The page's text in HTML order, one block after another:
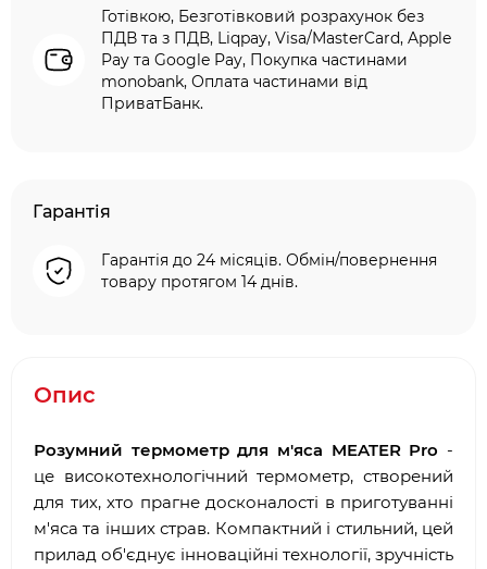
Готівкою, Безготівковий розрахунок без
ПДВ та з ПДВ, Liqpay, Visa/MasterCard, Apple
Pay та Google Pay, Покупка частинами
monobank, Оплата частинами від
ПриватБанк.
Гарантія
Гарантія до 24 місяців. Обмін/повернення
товару протягом 14 днів.
Опис
Розумний термометр для м'яса MEATER Pro -
це високотехнологічний термометр, створений
для тих, хто прагне досконалості в приготуванні
м'яса та інших страв. Компактний і стильний, цей
прилад об'єднує інноваційні технології, зручність